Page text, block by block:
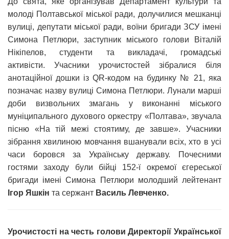
молоді Полтавської міської ради, долучилися мешканці
вулиці, депутати міської ради, воїни бригади ЗСУ імені
Симона Петлюри, заступник міського голови Віталій
Нікіпелов, студенти та викладачі, громадські
активісти. Учасники урочистостей зібралися біля
анотаційної дошки із QR-кодом на будинку № 21, яка
позначає назву вулиці Симона Петлюри. Лунали марші
доби визвольних змагань у виконанні міського
муніципального духового оркестру «Полтава», звучала
пісню «На тій межі стоятиму, де завше». Учасники
зібрання хвилиною мовчання вшанували всіх, хто в усі
часи боровся за Українську державу. Почесними
гостями заходу були бійці 152-ї окремої єгереської
бригади імені Симона Петлюри молодший лейтенант
Ігор Яшкін та сержант Василь Левченко.
Урочистості на честь голови Директорії Української